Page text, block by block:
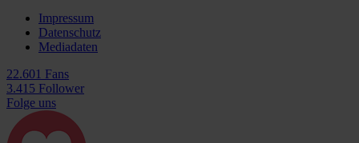
Impressum
Datenschutz
Mediadaten
22.601 Fans
3.415 Follower
Folge uns